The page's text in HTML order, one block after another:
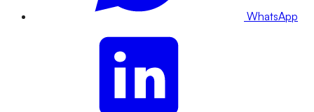
WhatsApp